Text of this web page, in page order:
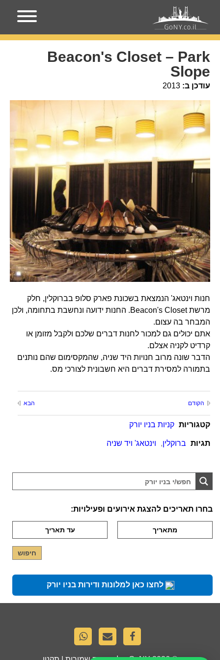
עמוד הבית מקומות בניו-יורק
Slope
Beacon's Closet – Park
Slope
עודכן ב: 2013
חנות וינטאג' הנמצאת בשכונת פארק סלופ בברוקלין, חלק
מרשת Beacon's Closet. החנות ידועה ונחשבת בתחומה, ולכן
המבחר בה עצום.
אתם יכולים גם למכור לחנות דברים שלכם ולקבל מזומן או
קרדיט לקניה אצלם.
הדבר שונה מרוב חנויות היד שניה, שהמקסימום שהם נותנים
בתמורה למסירת דברים היא חשבונית לצורכי מס.
הקודם הבא
קטגוריות קניות בניו יורק
תגיות ברוקלין, וינטאג' ויד שניה
בחרו תאריכים להצגת אירועים ופעילויות:
לחצו כאן למלונות ודירות בניו יורק